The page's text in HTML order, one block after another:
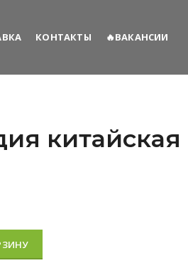
КОНТАКТЫ 🔥ВАКАНСИИ
китайская